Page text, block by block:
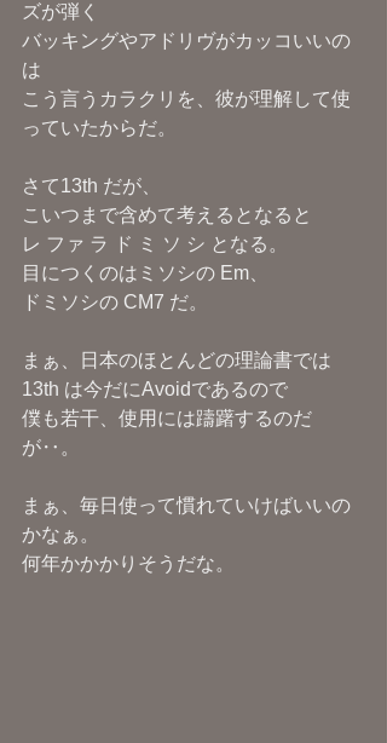
ズが弾く
バッキングやアドリヴがカッコいいの
は
こう言うカラクリを、彼が理解して使
っていたからだ。
さて13th だが、
こいつまで含めて考えるとなると
レ ファ ラ ド ミ ソ シ となる。
目につくのはミソシの Em、
ドミソシの CM7 だ。
まぁ、日本のほとんどの理論書では
13th は今だにAvoidであるので
僕も若干、使用には躊躇するのだ
が‥。
まぁ、毎日使って慣れていけばいいの
かなぁ。
何年かかかりそうだな。